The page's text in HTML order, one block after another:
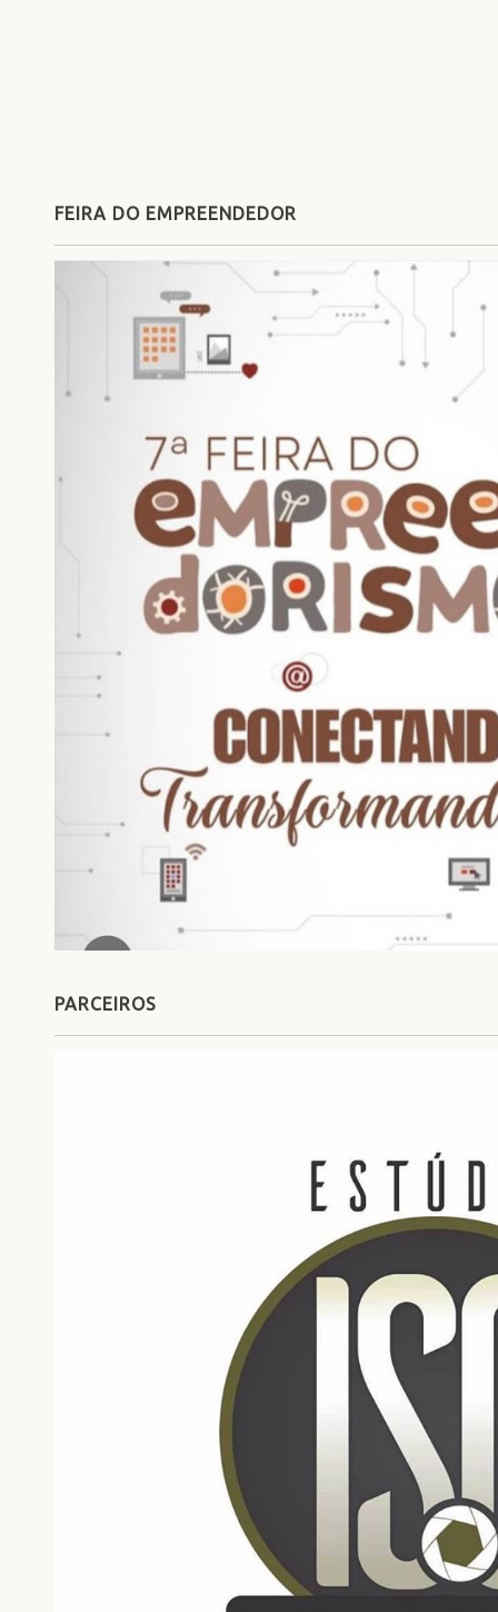
FEIRA DO EMPREENDEDOR
PARCEIROS